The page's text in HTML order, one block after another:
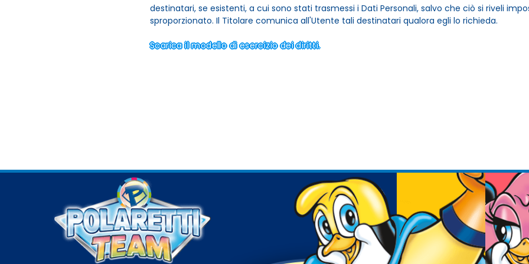
destinatari, se esistenti, a cui sono stati trasmessi i Dati Personali, salvo che ciò si riveli
sproporzionato. Il Titolare comunica all'Utente tali destinatari qualora egli lo richieda.
Scarica il modello di esercizio dei diritti.
non